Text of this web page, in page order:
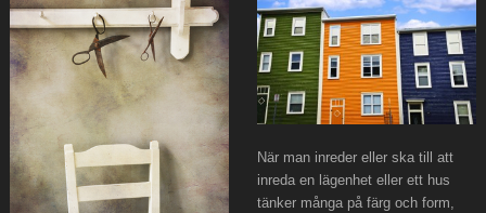
När man inreder eller ska till att
inreda en lägenhet eller ett hus
tänker många på färg och form,